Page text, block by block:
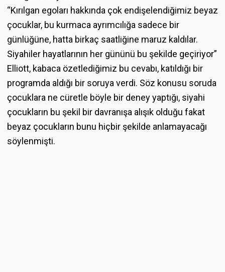
“Kırılgan egoları hakkında çok endişelendiğimiz beyaz
çocuklar, bu kurmaca ayrımcılığa sadece bir
günlüğüne, hatta birkaç saatliğine maruz kaldılar.
Siyahiler hayatlarının her gününü bu şekilde geçiriyor”
Elliott, kabaca özetlediğimiz bu cevabı, katıldığı bir
programda aldığı bir soruya verdi. Söz konusu soruda
çocuklara ne cüretle böyle bir deney yaptığı, siyahi
çocukların bu şekil bir davranışa alışık olduğu fakat
beyaz çocukların bunu hiçbir şekilde anlamayacağı
söylenmişti.